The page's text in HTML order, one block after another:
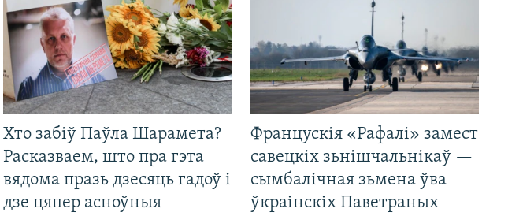
Хто забіў Паўла Шарамета?
Расказваем, што пра гэта
вядома празь дзесяць гадоў і
дзе цяпер асноўныя
Францускія «Рафалі» замест
савецкіх зьнішчальнікаў —
сымбалічная зьмена ўва
ўкраінскіх Паветраных